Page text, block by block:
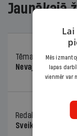
Jaunākajā
Tēma
04.08.2026.
Nevajag
Redaktora sleja
Sveika un sveiks!
Mēs
lapas
vienmēr var